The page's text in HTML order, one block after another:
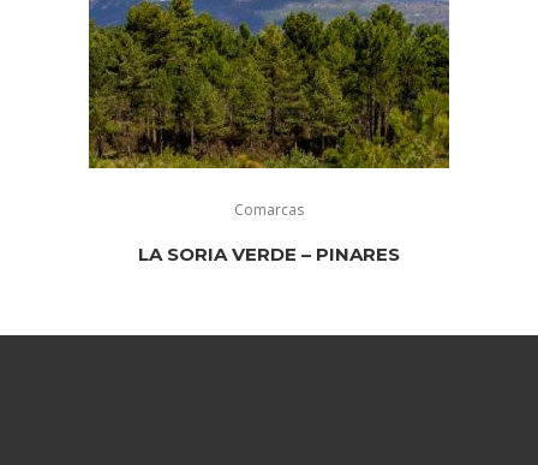
Comarcas
LA SORIA VERDE – PINARES